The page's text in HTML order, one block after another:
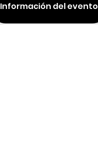
Información del evento